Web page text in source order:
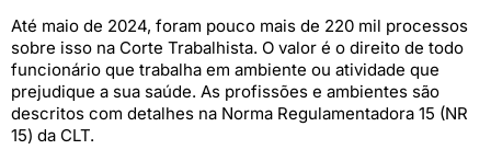
Até maio de 2024, foram pouco mais de 220 mil processos
sobre isso na Corte Trabalhista. O valor é o direito de todo
funcionário que trabalha em ambiente ou atividade que
prejudique a sua saúde. As profissões e ambientes são
descritos com detalhes na Norma Regulamentadora 15 (NR
15) da CLT.